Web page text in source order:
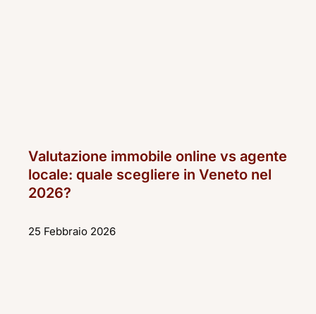
Valutazione immobile online vs agente
locale: quale scegliere in Veneto nel
2026?
25 Febbraio 2026